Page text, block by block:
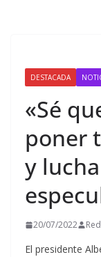
DESTACADA
«Sé
poner
y
20/07/2022
El presidente